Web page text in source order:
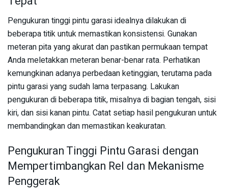
Pengukuran tinggi pintu garasi idealnya dilakukan di
beberapa titik untuk memastikan konsistensi. Gunakan
meteran pita yang akurat dan pastikan permukaan tempat
Anda meletakkan meteran benar-benar rata. Perhatikan
kemungkinan adanya perbedaan ketinggian, terutama pada
pintu garasi yang sudah lama terpasang. Lakukan
pengukuran di beberapa titik, misalnya di bagian tengah, sisi
kiri, dan sisi kanan pintu. Catat setiap hasil pengukuran untuk
membandingkan dan memastikan keakuratan.
Pengukuran Tinggi Pintu Garasi dengan
Mempertimbangkan Rel dan Mekanisme
Penggerak